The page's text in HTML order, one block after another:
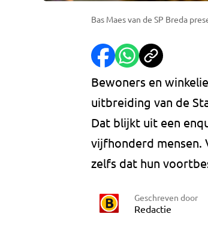
Bas Maes van de SP Breda
Bewoners en
uitbreiding van de
Dat blijkt uit een
vijfhonderd mensen.
zelfs dat hun
Geschreven door
Redactie